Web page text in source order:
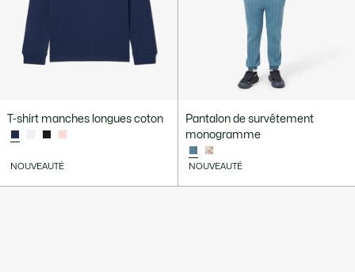
T-shirt manches longues coton
NOUVEAUTÉ
Pantalon de survêtement
monogramme
NOUVEAUTÉ